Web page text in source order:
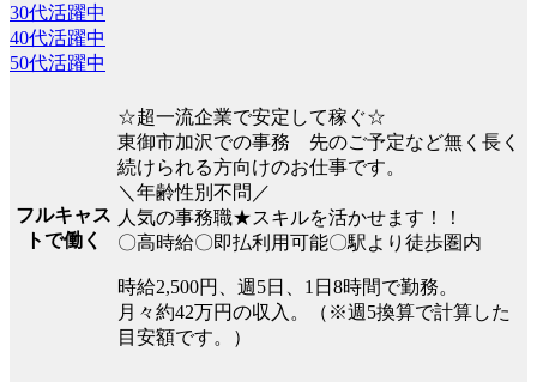
30代活躍中
40代活躍中
50代活躍中
フルキャス
トで働く
☆超一流企業で安定して稼ぐ☆
東御市加沢での事務 先のご予定など無く長く
続けられる方向けのお仕事です。
＼年齢性別不問／
人気の事務職★スキルを活かせます！！
〇高時給〇即払利用可能〇駅より徒歩圏内
時給2,500円、週5日、1日8時間で勤務。
月々約42万円の収入。（※週5換算で計算した
目安額です。）